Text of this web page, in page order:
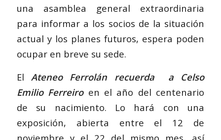
una asamblea general extraordinaria
para informar a los socios de la situación
actual y los planes futuros, espera poden
ocupar en breve su sede.
El Ateneo Ferrolán recuerda a Celso
Emilio Ferreiroen el año del centenario
de su nacimiento. Lo hará con una
exposición, abierta entre el 12 de